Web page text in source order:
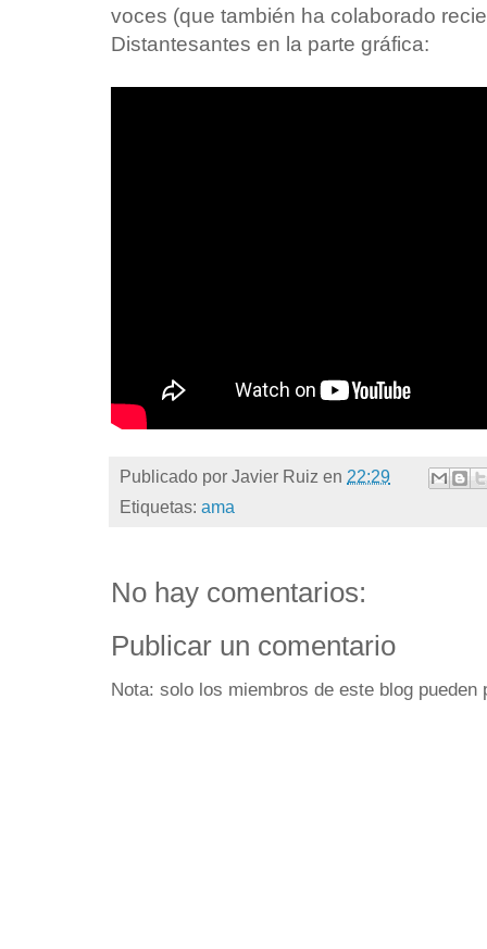
voces (que también ha colaborado
Distantesantes en la parte gráfica:
Publicado por Javier Ruiz en 22:29
Etiquetas: ama
No hay comentarios:
Publicar un comentario
Nota: solo los miembros de este blog pueden